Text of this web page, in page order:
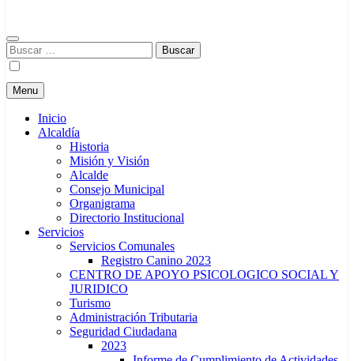
Buscar:
Menu
Inicio
Alcaldía
Historia
Misión y Visión
Alcalde
Consejo Municipal
Organigrama
Directorio Institucional
Servicios
Servicios Comunales
Registro Canino 2023
CENTRO DE APOYO PSICOLOGICO SOCIAL Y
JURIDICO
Turismo
Administración Tributaria
Seguridad Ciudadana
2023